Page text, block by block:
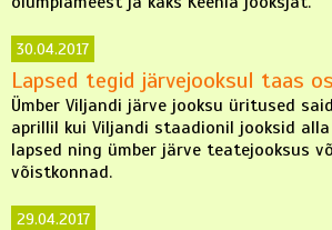
30.04.2017
Lapsed tegid järvejooksul taas
Ümber Viljandi järve jooksu üritused
aprillil kui Viljandi staadionil jooksid
lapsed ning ümber järve teatejooksus
võistkonnad.
29.04.2017